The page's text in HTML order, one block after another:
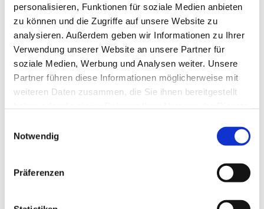
personalisieren, Funktionen für soziale Medien anbieten
zu können und die Zugriffe auf unsere Website zu
analysieren. Außerdem geben wir Informationen zu Ihrer
Verwendung unserer Website an unsere Partner für
soziale Medien, Werbung und Analysen weiter. Unsere
Partner führen diese Informationen möglicherweise mit
weiteren Daten zusammen, die Sie ihnen bereitgestellt
Notwendig
Präferenzen